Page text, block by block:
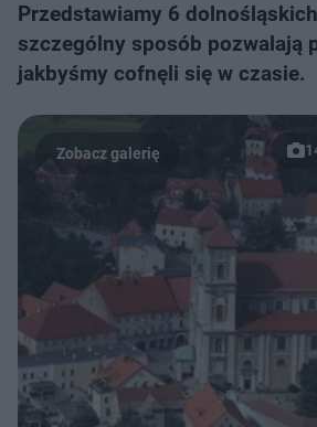
Przedstawiamy 6
szczególny sposób pozwalają
jakbyśmy cofnęli się w czasie.